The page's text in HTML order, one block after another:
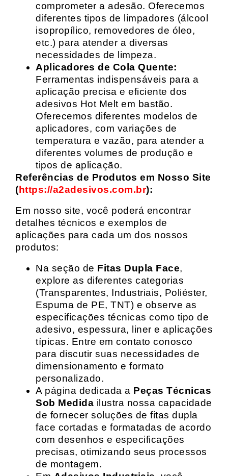
comprometer a adesão. Oferecemos
diferentes tipos de limpadores (álcool
isopropílico, removedores de óleo,
etc.) para atender a diversas
necessidades de limpeza.
Aplicadores de Cola Quente:
Ferramentas indispensáveis para a
aplicação precisa e eficiente dos
adesivos Hot Melt em bastão.
Oferecemos diferentes modelos de
aplicadores, com variações de
temperatura e vazão, para atender a
diferentes volumes de produção e
tipos de aplicação.
Referências de Produtos em Nosso Site
(https://a2adesivos.com.br):
Em nosso site, você poderá encontrar
detalhes técnicos e exemplos de
aplicações para cada um dos nossos
produtos:
Na seção de Fitas Dupla Face,
explore as diferentes categorias
(Transparentes, Industriais, Poliéster,
Espuma de PE, TNT) e observe as
especificações técnicas como tipo de
adesivo, espessura, liner e aplicações
típicas. Entre em contato conosco
para discutir suas necessidades de
dimensionamento e formato
personalizado.
A página dedicada a Peças Técnicas
Sob Medida ilustra nossa capacidade
de fornecer soluções de fitas dupla
face cortadas e formatadas de acordo
com desenhos e especificações
precisas, otimizando seus processos
de montagem.